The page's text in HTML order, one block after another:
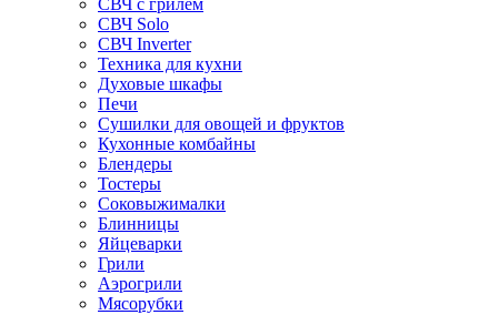
СВЧ с грилем
СВЧ Solo
СВЧ Inverter
Техника для кухни
Духовые шкафы
Печи
Сушилки для овощей и фруктов
Кухонные комбайны
Блендеры
Тостеры
Соковыжималки
Блинницы
Яйцеварки
Грили
Аэрогрили
Мясорубки